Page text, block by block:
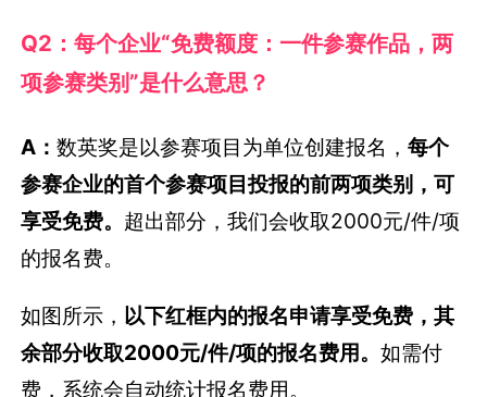
超出部分，我们会收取2000元/件/项
的报名费。
余部分收取2000元/件/项的报名费用。如需付
费，系统会自动统计报名费用。